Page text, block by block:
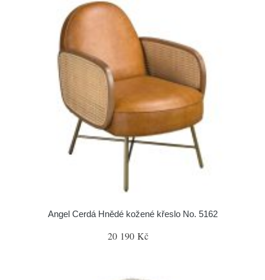
Angel Cerdá Hnědé kožené křeslo No. 5162
20 190 Kč